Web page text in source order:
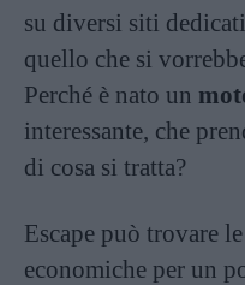
su diversi siti
quello che si
Perché è nato un
interessante, che
di cosa si tratta?
Escape può trovare
economiche per un